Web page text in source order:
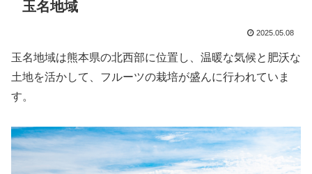
玉名地域
2025.05.08
玉名地域は熊本県の北西部に位置し、温暖な気候と肥沃な
土地を活かして、フルーツの栽培が盛んに行われていま
す。